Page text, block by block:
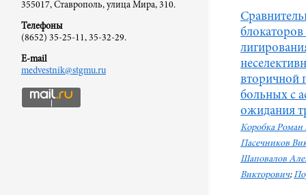
355017, Ставрополь, улица Мира, 310.
Телефоны
(8652) 35-25-11, 35-32-29.
E-mail
medvestnik@stgmu.ru
вторичной
больных с
ожидания
Коробка Роман
Пасечников
Шаповалов
Викторович;